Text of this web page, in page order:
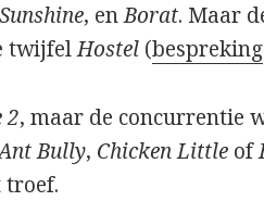
, enBorat. Maar
twijfelHostel (bespreking
2, maar de concurrentie
Bully, Chicken Little of
troef.